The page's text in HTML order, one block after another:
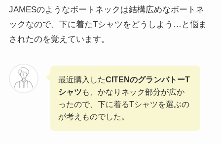
JAMESのようなボートネックは結構広めなボートネ
ックなので、下に着たTシャツをどうしよう…と悩ま
されたのを覚えています。
最近購入したCITENのグランバトーT
シャツ も、かなりネック部分が広か
ったので、下に着るTシャツを選ぶの
が考えものでした。